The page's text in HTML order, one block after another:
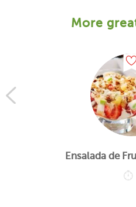
More
Ensalada de